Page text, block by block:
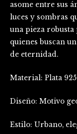
asome entre sus
luces y sombras
una pieza
quienes buscan
de eternidad.
Material: Plata
Diseño: Motivo
Estilo: Urbano,